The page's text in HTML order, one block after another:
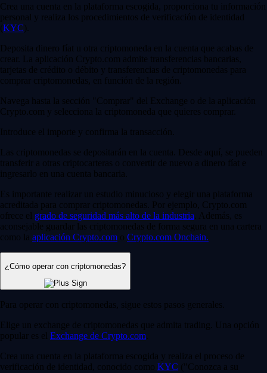
Crea una cuenta en la plataforma escogida, proporciona tu información
personal y realiza los procedimientos de verificación de identidad
(KYC ).
Deposita dinero fíat u otra criptomoneda en la cuenta que acabas de
crear. La aplicación Crypto.com admite transferencias bancarias,
tarjetas de crédito o débito y transferencias de criptomonedas para
comprar criptomonedas, en función de la región.
Navega hasta la sección "Comprar" del Exchange o de la aplicación
Crypto.com y selecciona la criptomoneda que quieres comprar.
Introduce el importe y confirma la transacción.
Las criptomonedas se depositarán en la cuenta. Desde aquí, se pueden
transferir a otras criptocarteras o convertir de nuevo a dinero fíat e
ingresarlo en una cuenta bancaria.
Es importante realizar un estudio minucioso y elegir una plataforma
acreditada para comprar criptomonedas. Por ejemplo, Crypto.com
ofrece el grado de seguridad más alto de la industria . Además, es
aconsejable guardar las criptomonedas de forma segura en una cartera
como la aplicación Crypto.com o Crypto.com Onchain.
¿Cómo operar con criptomonedas?
Para operar con criptomonedas, sigue estos pasos generales.
Elige un exchange de criptomonedas que admita trading. Una opción
popular es el Exchange de Crypto.com
Crea una cuenta en la plataforma escogida y realiza el proceso de
verificación de identidad, conocido como KYC ("Conozca a su